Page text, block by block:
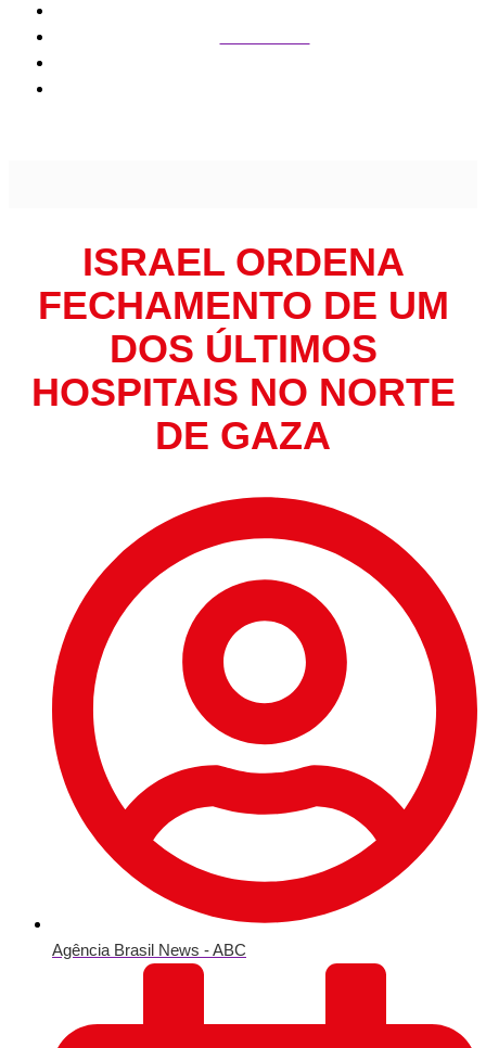
ISRAEL ORDENA
FECHAMENTO DE UM
DOS ÚLTIMOS
HOSPITAIS NO NORTE
DE GAZA
Agência Brasil News - ABC